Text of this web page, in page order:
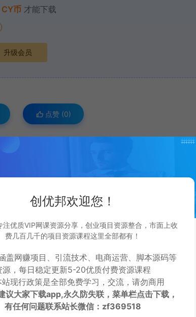
币 才能下载
升级会员
点赞 (0)
包含任何服务。任何个人或组织，在未征得本站同意时，禁止复
自网络，版权争议与本站无关，所有内容及软件的文章仅限用于学
的设计思想和原理，通过安装、显示、传输或者存储软件等方式
台下载的全部资源（软件）仅限学习研究，未经版权归属者授权不
其雇员不承担任何法律责任。
49029.html
创优邦欢迎您！
注优质VIP网课资源分享，创业项目资源整合，市面上收
费几百几千的项目资源课程这里全部都有！
盖网赚项目、引流技术、电商运营、脚本源码等
源，每日稳定更新5-20优质付费资源课程
现行政策是全部免费学习，交流，请勿商用
议大家下载app,永久防失联，菜单栏点击下载，
有任何问题联系站长微信：zf369518